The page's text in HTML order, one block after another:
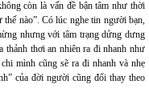
còn là vấn đề bận tâm như thời
nào”. Có lúc nghe tin người bạn,
nhưng với tâm trạng dửng dưng
thơi an nhiên ra đi nhanh như
mình cũng sẽ ra đi nhanh và nhẹ
của đời người cũng đổi thay theo